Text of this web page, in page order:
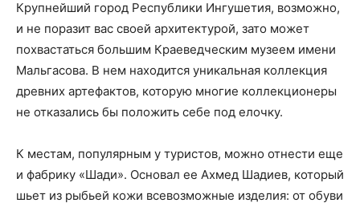
Крупнейший город Республики Ингушетия, возможно,
и не поразит вас своей архитектурой, зато может
похвастаться большим Краеведческим музеем имени
Мальгасова. В нем находится уникальная коллекция
древних артефактов, которую многие коллекционеры
не отказались бы положить себе под елочку.
К местам, популярным у туристов, можно отнести еще
и фабрику «Шади». Основал ее Ахмед Шадиев, который
шьет из рыбьей кожи всевозможные изделия: от обуви